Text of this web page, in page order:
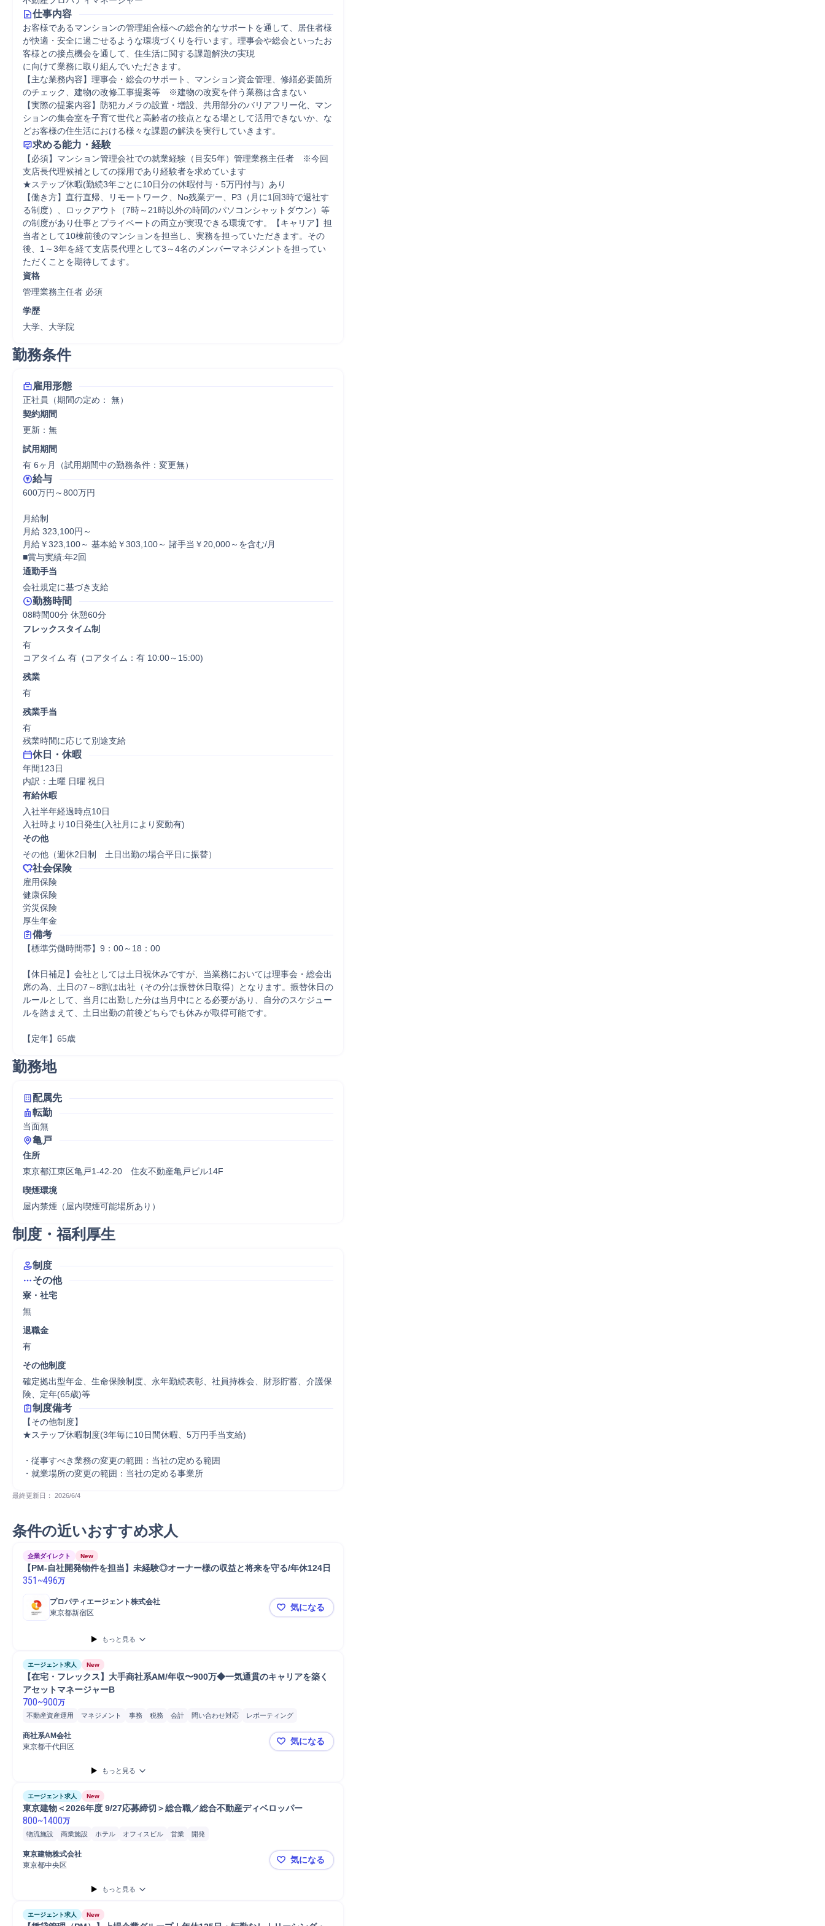
仕事内容
お客様であるマンションの管理組合様への総合的なサポートを通して、居住者様
が快適・安全に過ごせるような環境づくりを行います。理事会や総会といったお
客様との接点機会を通して、住生活に関する課題解決の実現
に向けて業務に取り組んでいただきます。
【主な業務内容】理事会・総会のサポート、マンション資金管理、修繕必要箇所
のチェック、建物の改修工事提案等　※建物の改変を伴う業務は含まない
【実際の提案内容】防犯カメラの設置・増設、共用部分のバリアフリー化、マン
ションの集会室を子育て世代と高齢者の接点となる場として活用できないか、な
どお客様の住生活における様々な課題の解決を実行していきます。
求める能力・経験
【必須】マンション管理会社での就業経験（目安5年）管理業務主任者　※今回
支店長代理候補としての採用であり経験者を求めています
★ステップ休暇(勤続3年ごとに10日分の休暇付与・5万円付与）あり
【働き方】直行直帰、リモートワーク、No残業デー、P3（月に1回3時で退社す
る制度）、ロックアウト（7時～21時以外の時間のパソコンシャットダウン）等
の制度があり仕事とプライベートの両立が実現できる環境です。【キャリア】担
当者として10棟前後のマンションを担当し、実務を担っていただきます。その
後、1～3年を経て支店長代理として3～4名のメンバーマネジメントを担ってい
ただくことを期待してます。
資格
管理業務主任者 必須
学歴
大学、大学院
勤務条件
雇用形態
正社員（期間の定め： 無）
契約期間
更新：無
試用期間
有 6ヶ月（試用期間中の勤務条件：変更無）
給与
600万円～800万円
月給制
月給 323,100円～
月給￥323,100～ 基本給￥303,100～ 諸手当￥20,000～を含む/月
■賞与実績:年2回
通勤手当
会社規定に基づき支給
勤務時間
08時間00分 休憩60分
フレックスタイム制
有
コアタイム 有  (コアタイム：有 10:00～15:00)
残業
有
残業手当
有
残業時間に応じて別途支給
休日・休暇
年間123日
内訳：土曜 日曜 祝日
有給休暇
入社半年経過時点10日
入社時より10日発生(入社月により変動有)
その他
その他（週休2日制　土日出勤の場合平日に振替）
社会保険
雇用保険
健康保険
労災保険
厚生年金
備考
【標準労働時間帯】9：00～18：00
【休日補足】会社としては土日祝休みですが、当業務においては理事会・総会出
席の為、土日の7～8割は出社（その分は振替休日取得）となります。振替休日の
ルールとして、当月に出勤した分は当月中にとる必要があり、自分のスケジュー
ルを踏まえて、土日出勤の前後どちらでも休みが取得可能です。
【定年】65歳
勤務地
配属先
転勤
当面無
亀戸
住所
東京都江東区亀戸1-42-20　住友不動産亀戸ビル14F
喫煙環境
屋内禁煙（屋内喫煙可能場所あり）
制度・福利厚生
制度
その他
寮・社宅
無
退職金
有
その他制度
確定拠出型年金、生命保険制度、永年勤続表彰、社員持株会、財形貯蓄、介護保
険、定年(65歳)等
制度備考
【その他制度】
★ステップ休暇制度(3年毎に10日間休暇、5万円手当支給)
・従事すべき業務の変更の範囲：当社の定める範囲
・就業場所の変更の範囲：当社の定める事業所
最終更新日： 2026/6/4
条件の近いおすすめ求人
企業ダイレクト New
【PM-自社開発物件を担当】未経験◎オーナー様の収益と将来を守る/年休124日
351 ~496万
プロパティエージェント株式会社
東京都新宿区
【PM-自社開発物件を担当】未経験◎オーナー様の収益と将来を守る/年休124日
気になる
もっと見る
エージェント求人 New
【在宅・フレックス】大手商社系AM/年収〜900万◆一気通貫のキャリアを築く
アセットマネージャーB
700~900万
不動産資産運用 マネジメント 事務 税務 会計 問い合わせ対応
レポーティング
Microsoft Word
プロパティマネジメント
商社系AM会社
東京都千代田区
【在宅・フレックス】大手商社系AM/年収〜900万◆一気通貫のキャリアを築くアセットマネージャーB
気になる
もっと見る
エージェント求人 New
東京建物＜2026年度 9/27応募締切＞総合職／総合不動産ディベロッパー
800~1400万
物流施設 商業施設 ホテル オフィスビル 営業 開発
東京建物株式会社
東京都中央区
東京建物＜2026年度 9/27応募締切＞総合職／総合不動産ディベロッパー
気になる
もっと見る
エージェント求人 New